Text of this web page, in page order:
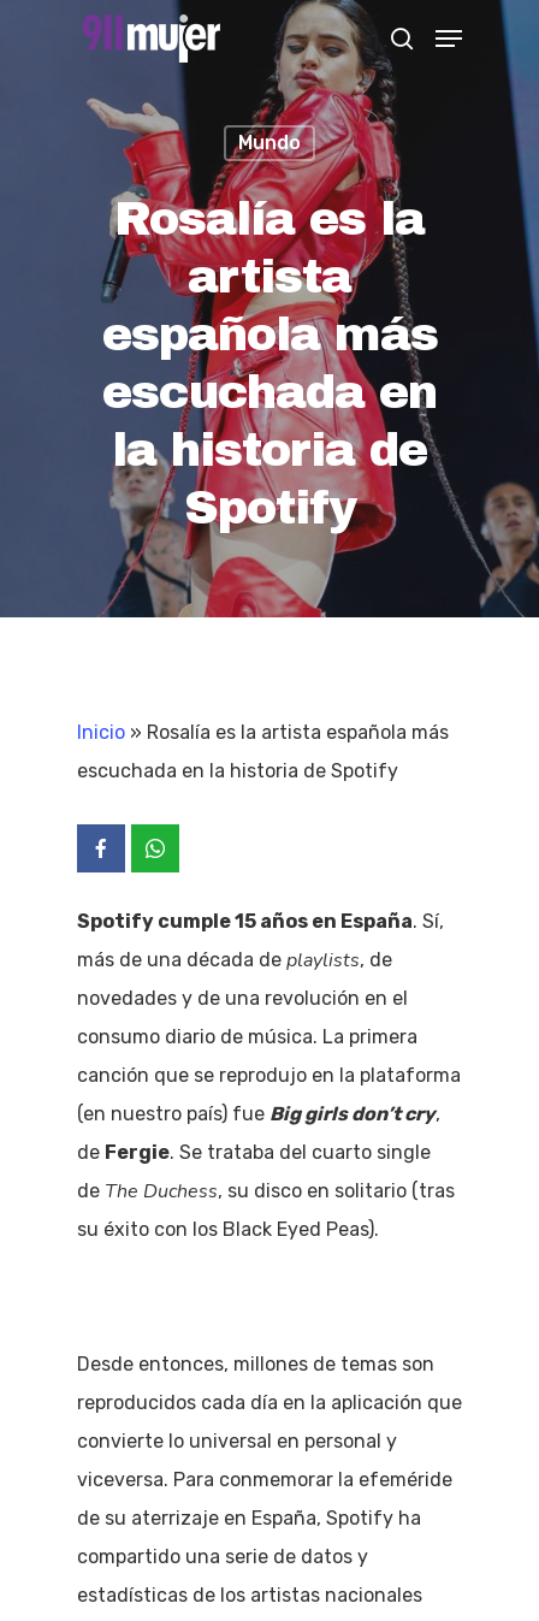
search
Menu
Mundo
Rosalía es la
artista
española más
escuchada en
la historia de
Spotify
Inicio » Rosalía es la artista española más
escuchada en la historia de Spotify
Spotify cumple 15 años en España. Sí,
más de una década de playlists, de
novedades y de una revolución en el
consumo diario de música. La primera
canción que se reprodujo en la plataforma
(en nuestro país) fue Big girls don’t cry,
de Fergie. Se trataba del cuarto single
de The Duchess, su disco en solitario (tras
su éxito con los Black Eyed Peas).
Desde entonces, millones de temas son
reproducidos cada día en la aplicación que
convierte lo universal en personal y
viceversa. Para conmemorar la efeméride
de su aterrizaje en España, Spotify ha
compartido una serie de datos y
estadísticas de los artistas nacionales
Close
Menu